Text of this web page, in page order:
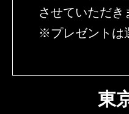
させていただ
※プレゼントは
東